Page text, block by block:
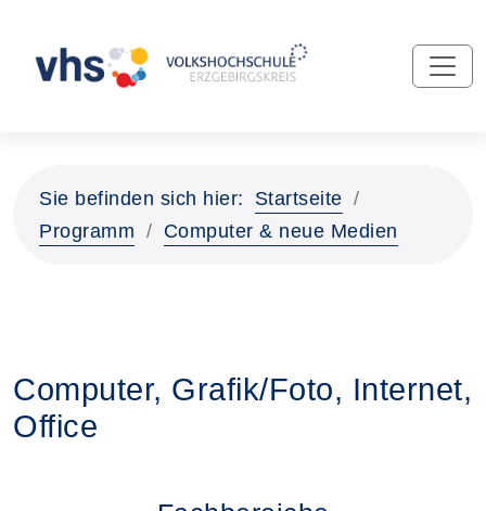
Sie befinden sich hier:
Startseite
Programm
Computer & neue Medien
Computer, Grafik/Foto, Internet,
Office